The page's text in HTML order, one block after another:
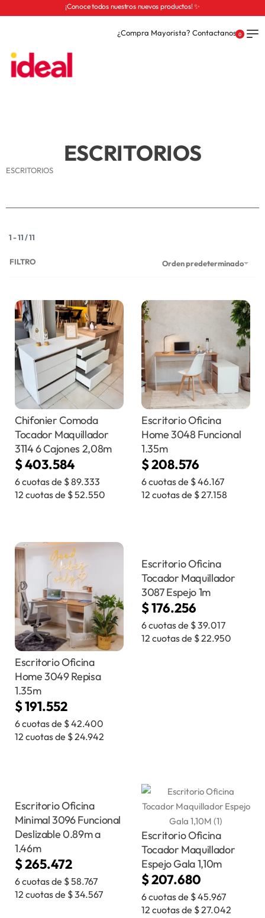
¡Conoce todos nuestros nuevos productos! ✨
¿Compra Mayorista? Contactanos 0
ESCRITORIOS
ESCRITORIOS
1-11/11
Orden predeterminado
FILTRO
Chifonier Comoda
Tocador Maquillador
3114 6 Cajones 2,08m
$403.584
6 cuotas de $89.333
12 cuotas de $52.550
Escritorio Oficina
Home 3048 Funcional
1.35m
$208.576
6 cuotas de $46.167
12 cuotas de $27.158
Escritorio Oficina
Home 3049 Repisa
1.35m
$191.552
6 cuotas de $42.400
12 cuotas de $24.942
Escritorio Oficina
Tocador Maquillador
3087 Espejo 1m
$176.256
6 cuotas de $39.017
12 cuotas de $22.950
Escritorio Oficina
Minimal 3096 Funcional
Deslizable 0.89m a
1.46m
$265.472
6 cuotas de $58.767
12 cuotas de $34.567
Escritorio Oficina
Tocador Maquillador
Espejo Gala 1,10m
$207.680
6 cuotas de $45.967
12 cuotas de $27.042